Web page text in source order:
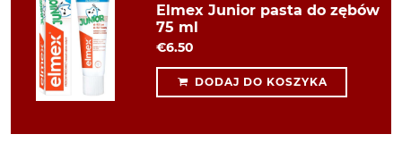
Elmex Junior pasta do zębów
75 ml
€6.50
DODAJ DO KOSZYKA